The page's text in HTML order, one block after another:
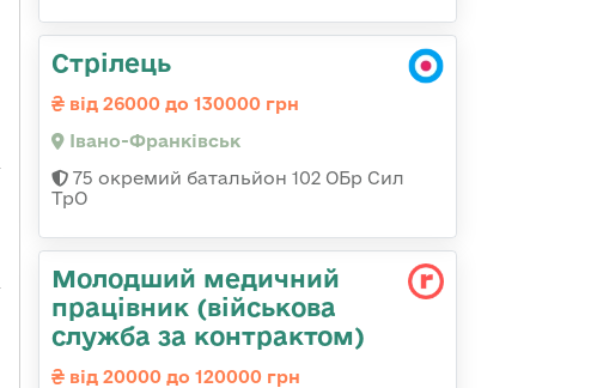
Стрілець
від 26000 до 130000 грн
Івано-Франківськ
75 окремий батальйон 102 ОБр Сил
ТрО
Молодший медичний
працівник (військова
служба за контрактом)
від 20000 до 120000 грн